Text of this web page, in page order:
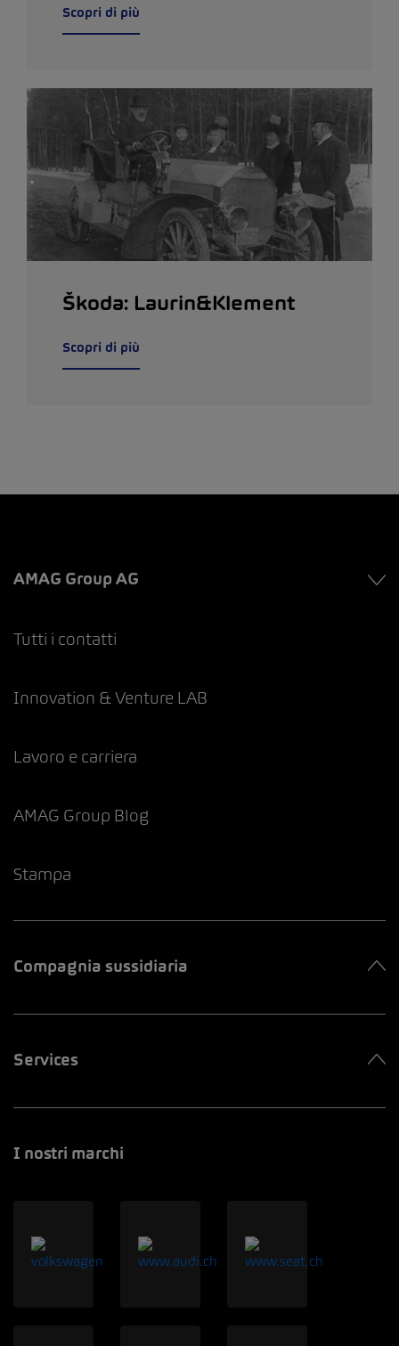
Scopri di più
Škoda: Laurin&Klement
Scopri di più
AMAG Group AG
Tutti i contatti
Innovation & Venture LAB
Lavoro e carriera
AMAG Group Blog
Stampa
Compagnia sussidiaria
Services
I nostri marchi